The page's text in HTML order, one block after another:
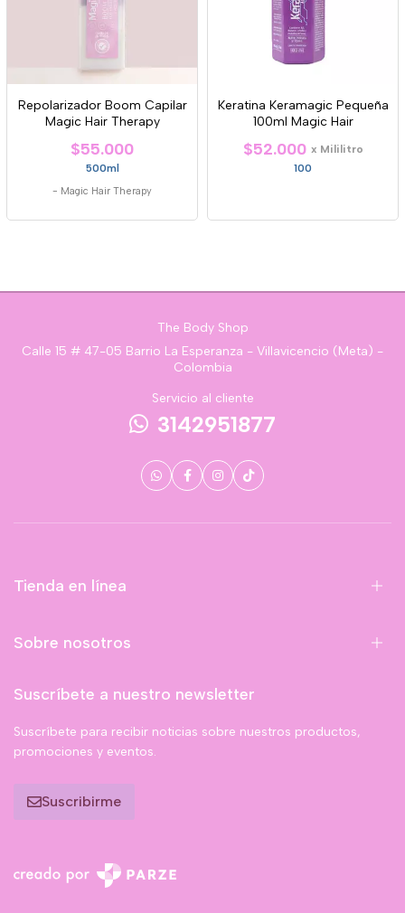
Repolarizador Boom Capilar
Magic Hair Therapy
$55.000
500ml
- Magic Hair Therapy
Keratina Keramagic Pequeña
100ml Magic Hair
$52.000 x Mililitro
100
The Body Shop
Calle 15 # 47-05 Barrio La Esperanza - Villavicencio (Meta) -
Colombia
Servicio al cliente
3142951877
Tienda en línea
Sobre nosotros
Suscríbete a nuestro newsletter
Suscríbete para recibir noticias sobre nuestros productos,
promociones y eventos.
Suscribirme